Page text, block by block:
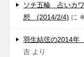
ソチ五輪 占いカ
想 (2014/2/4) に
羽生結弦の2014
吉 より